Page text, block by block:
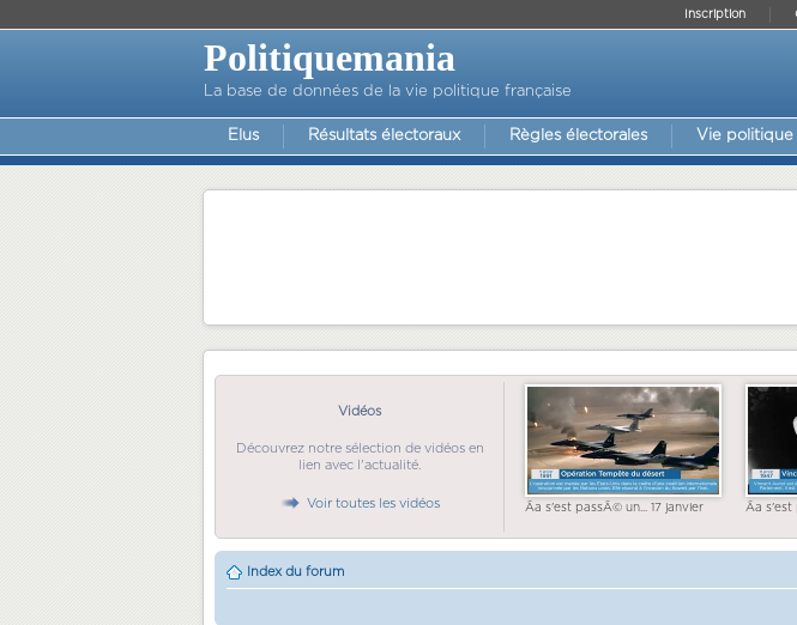
Inscription
Politiquemania
La base de données de la vie politique française
Elus Résultats électoraux Règles électorales Vie politique
Vidéos
Découvrez notre sélection de vidéos en
lien avec l'actualité.
Voir toutes les vidéos Ãa s'est passÃ© un... 17 janvier Ãa
Index du forum